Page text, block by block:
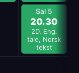
Sal 5
20.30
2D, Eng.
tale, Norsk
tekst